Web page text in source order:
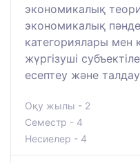
экономикалық
экономикалық
категориялары
жүргізуші
есептеу және
Оқу жылы - 2
Семестр - 4
Несиелер - 4